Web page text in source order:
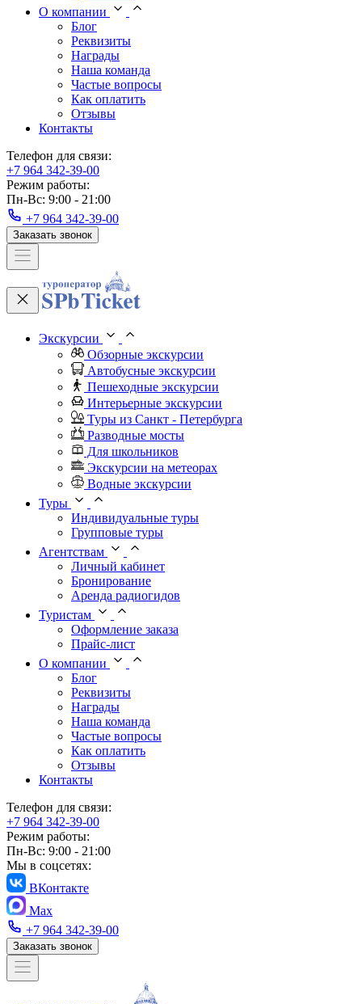
О компании
Блог
Реквизиты
Награды
Наша команда
Частые вопросы
Как оплатить
Отзывы
Контакты
Телефон для связи:
+7 964 342-39-00
Режим работы:
Пн-Вс: 9:00 - 21:00
+7 964 342-39-00
Заказать звонок
Экскурсии
Обзорные экскурсии
Автобусные экскурсии
Пешеходные экскурсии
Интерьерные экскурсии
Туры из Санкт - Петербурга
Разводные мосты
Для школьников
Экскурсии на метеорах
Водные экскурсии
Туры
Индивидуальные туры
Групповые туры
Агентствам
Личный кабинет
Бронирование
Аренда радиогидов
Туристам
Оформление заказа
Прайс-лист
О компании
Блог
Реквизиты
Награды
Наша команда
Частые вопросы
Как оплатить
Отзывы
Контакты
Телефон для связи:
+7 964 342-39-00
Режим работы:
Пн-Вс: 9:00 - 21:00
Мы в соцсетях:
ВКонтакте
Max
+7 964 342-39-00
Заказать звонок